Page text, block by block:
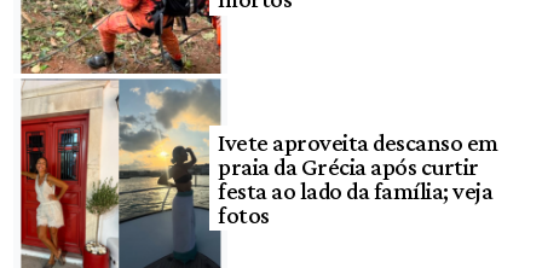
Ivete aproveita descanso em
praia da Grécia após curtir
festa ao lado da família; veja
fotos